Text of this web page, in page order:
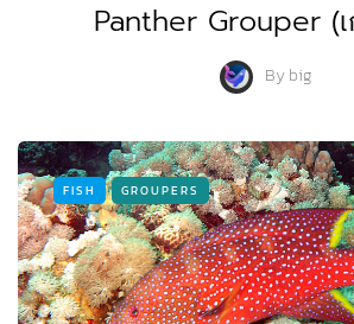
Panther Grouper (
Bybig
FISH GROUPERS